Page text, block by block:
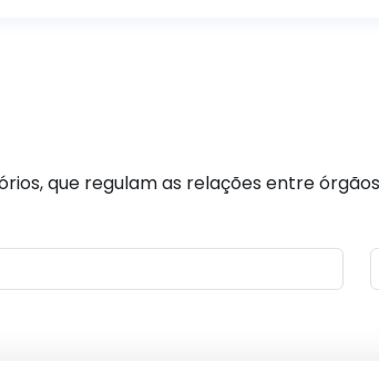
que regulam as relações entre